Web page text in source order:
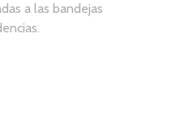
a las bandejas